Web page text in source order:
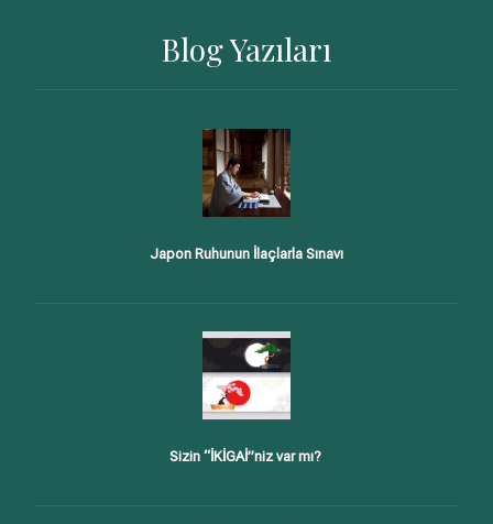
Blog Yazıları
Japon Ruhunun İlaçlarla Sınavı
Sizin “İKİGAİ”niz var mı?